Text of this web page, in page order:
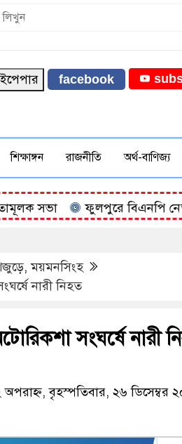
ইপেপার facebook
শিক্ষাঙ্গন রাজনীতি অর্থ-বাণিজ্য
সভা ফুলপুরে বিএনপি নেতা
,ময়মনসিংহ
নারী নিহত
সংঘর্ষে নারী
বৃহস্পতিবার, ২৬ ডিসেম্বর